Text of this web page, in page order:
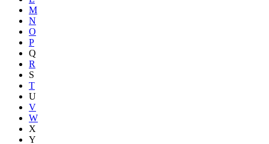
M
N
O
P
Q
R
S
T
U
V
W
X
Y